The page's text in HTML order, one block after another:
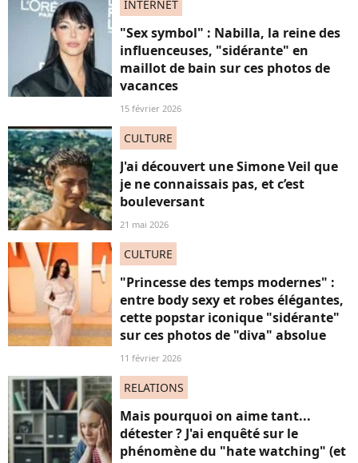
INTERNET
"Sex symbol" : Nabilla, la reine des
influenceuses, "sidérante" en
maillot de bain sur ces photos de
vacances
15 février 2026
CULTURE
J'ai découvert une Simone Veil que
je ne connaissais pas, et c’est
bouleversant
21 mai 2026
CULTURE
"Princesse des temps modernes" :
entre body sexy et robes élégantes,
cette popstar iconique "sidérante"
sur ces photos de "diva" absolue
11 février 2026
RELATIONS
Mais pourquoi on aime tant...
détester ? J'ai enquêté sur le
phénomène du "hate watching" (et